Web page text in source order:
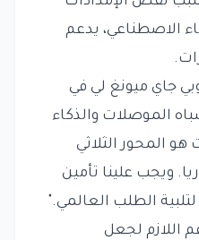
الاصطناعي، يدعم
جاي ميونغ لي في
الموصلات والذكاء
هو المحور الثلاثي
ويجب علينا تأمين
الطلب العالمي."
اللازم لجعل